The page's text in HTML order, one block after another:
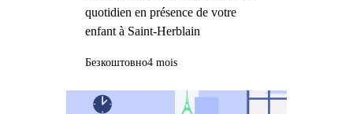
quotidien en présence de votre
enfant à Saint-Herblain
Безкоштовно4 mois